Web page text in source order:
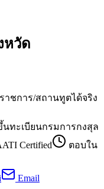
หวัด
าชการ/สถานทูตได้จริง
นทะเบียนกรมการกงสุล
Certified
ตอบใน
Email